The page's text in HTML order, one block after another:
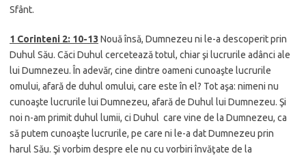
Sfânt.
1 Corinteni 2: 10-13 Nouă însă, Dumnezeu ni le-a descoperit prin
Duhul Său. Căci Duhul cercetează totul, chiar şi lucrurile adânci ale
lui Dumnezeu. În adevăr, cine dintre oameni cunoaşte lucrurile
omului, afară de duhul omului, care este în el? Tot aşa: nimeni nu
cunoaşte lucrurile lui Dumnezeu, afară de Duhul lui Dumnezeu. Şi
noi n-am primit duhul lumii, ci Duhul care vine de la Dumnezeu, ca
să putem cunoaşte lucrurile, pe care ni le-a dat Dumnezeu prin
harul Său. Şi vorbim despre ele nu cu vorbiri învăţate de la